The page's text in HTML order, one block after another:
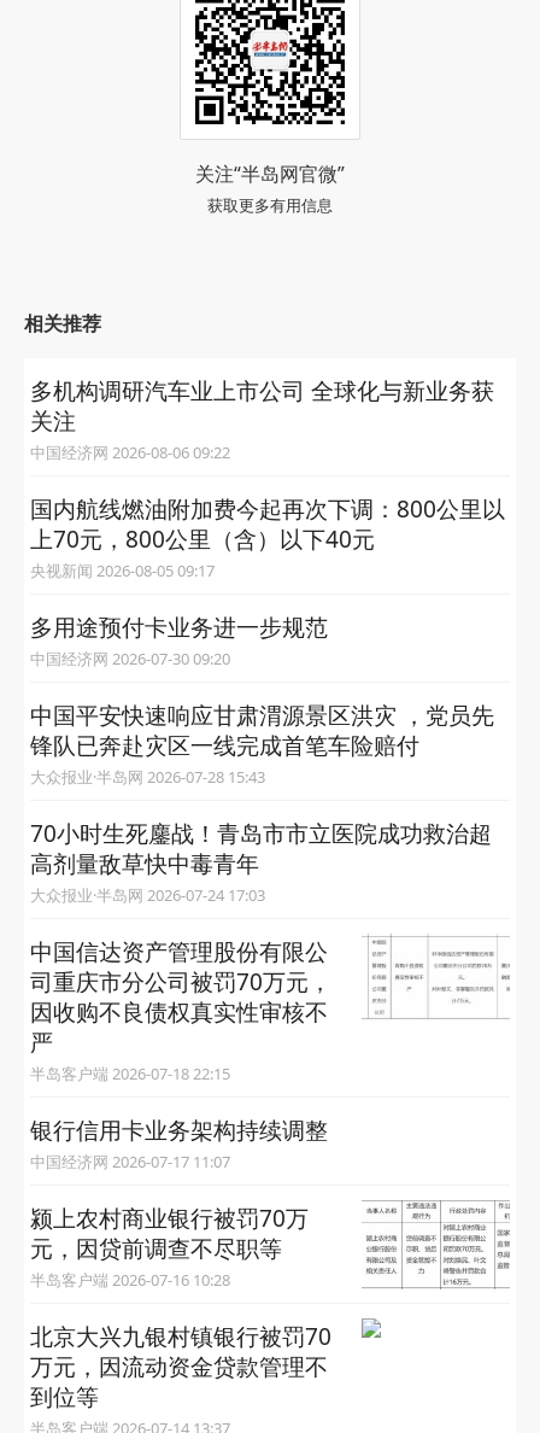
关注“半岛网官微”
获取更多有用信息
相关推荐
多机构调研汽车业上市公司 全球化与新业务获
关注
中国经济网 2026-08-06 09:22
国内航线燃油附加费今起再次下调：800公里以
上70元，800公里（含）以下40元
央视新闻 2026-08-05 09:17
多用途预付卡业务进一步规范
中国经济网 2026-07-30 09:20
中国平安快速响应甘肃渭源景区洪灾 ，党员先
锋队已奔赴灾区一线完成首笔车险赔付
大众报业·半岛网 2026-07-28 15:43
70小时生死鏖战！青岛市市立医院成功救治超
高剂量敌草快中毒青年
大众报业·半岛网 2026-07-24 17:03
中国信达资产管理股份有限公
司重庆市分公司被罚70万元，
因收购不良债权真实性审核不
严
半岛客户端 2026-07-18 22:15
银行信用卡业务架构持续调整
中国经济网 2026-07-17 11:07
颍上农村商业银行被罚70万
元，因贷前调查不尽职等
半岛客户端 2026-07-16 10:28
北京大兴九银村镇银行被罚70
万元，因流动资金贷款管理不
到位等
半岛客户端 2026-07-14 13:37